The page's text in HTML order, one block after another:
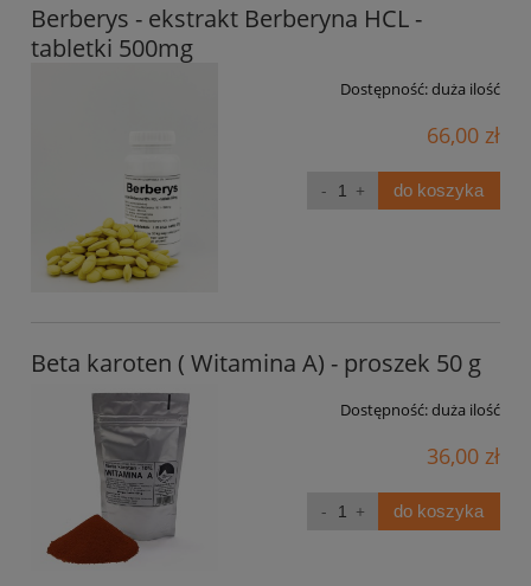
Berberys - ekstrakt Berberyna HCL -
tabletki 500mg
Dostępność:duża ilość
66,00 zł
do koszyka
Beta karoten ( Witamina A) - proszek 50 g
Dostępność:duża ilość
36,00 zł
do koszyka